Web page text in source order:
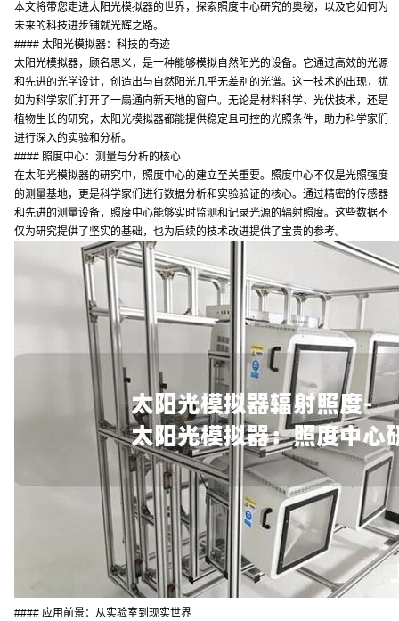
本文将带您走进太阳光模拟器的世界，探索照度中心研究的奥秘，以及它如何为
未来的科技进步铺就光辉之路。
#### 太阳光模拟器：科技的奇迹
太阳光模拟器，顾名思义，是一种能够模拟自然阳光的设备。它通过高效的光源
和先进的光学设计，创造出与自然阳光几乎无差别的光谱。这一技术的出现，犹
如为科学家们打开了一扇通向新天地的窗户。无论是材料科学、光伏技术，还是
植物生长的研究，太阳光模拟器都能提供稳定且可控的光照条件，助力科学家们
进行深入的实验和分析。
#### 照度中心：测量与分析的核心
在太阳光模拟器的研究中，照度中心的建立至关重要。照度中心不仅是光照强度
的测量基地，更是科学家们进行数据分析和实验验证的核心。通过精密的传感器
和先进的测量设备，照度中心能够实时监测和记录光源的辐射照度。这些数据不
仅为研究提供了坚实的基础，也为后续的技术改进提供了宝贵的参考。
#### 应用前景：从实验室到现实世界